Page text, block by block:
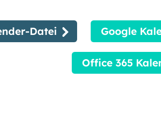
Datei Google
Office 365